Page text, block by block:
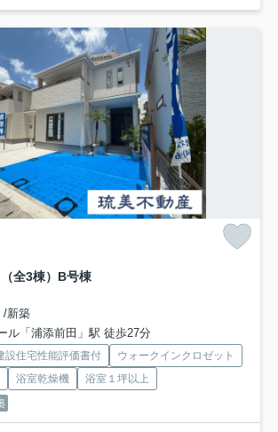
全3棟）B号棟
/新築
ル「浦添前田」駅 徒歩27分
設住宅性能評価書付
ウォークインクロゼット
浴室乾燥機
浴室１坪以上